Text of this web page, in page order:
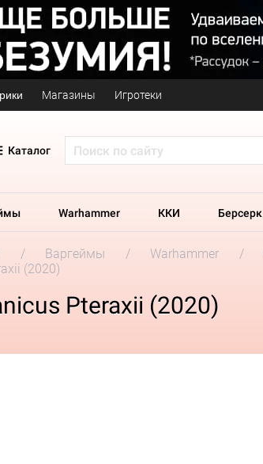
Магазины Игротеки
Каталог
Warhammer ККИ Берсерк
Варгеймы Warhammer
(2020)
Pteraxii (2020)